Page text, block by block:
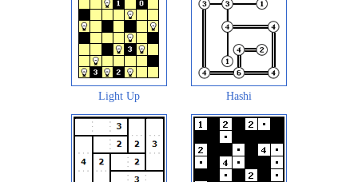
Light Up Hashi